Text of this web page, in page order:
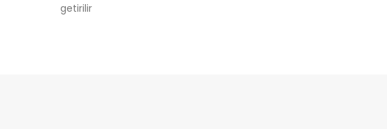
getirilir